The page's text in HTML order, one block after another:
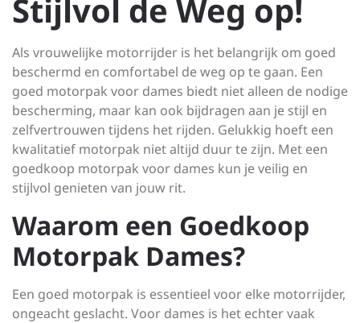
Stijlvol de Weg op!
Als vrouwelijke motorrijder is het belangrijk om goed
beschermd en comfortabel de weg op te gaan. Een
goed motorpak voor dames biedt niet alleen de nodige
bescherming, maar kan ook bijdragen aan je stijl en
zelfvertrouwen tijdens het rijden. Gelukkig hoeft een
kwalitatief motorpak niet altijd duur te zijn. Met een
goedkoop motorpak voor dames kun je veilig en
stijlvol genieten van jouw rit.
Waarom een Goedkoop
Motorpak Dames?
Een goed motorpak is essentieel voor elke motorrijder,
ongeacht geslacht. Voor dames is het echter vaak